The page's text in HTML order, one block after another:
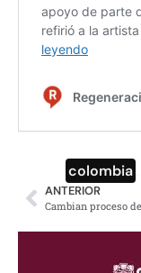
colombia
ANTERIOR